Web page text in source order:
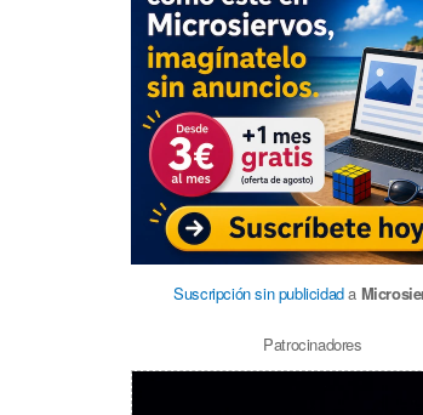
Suscripción sin publicidada
Patrocinadores